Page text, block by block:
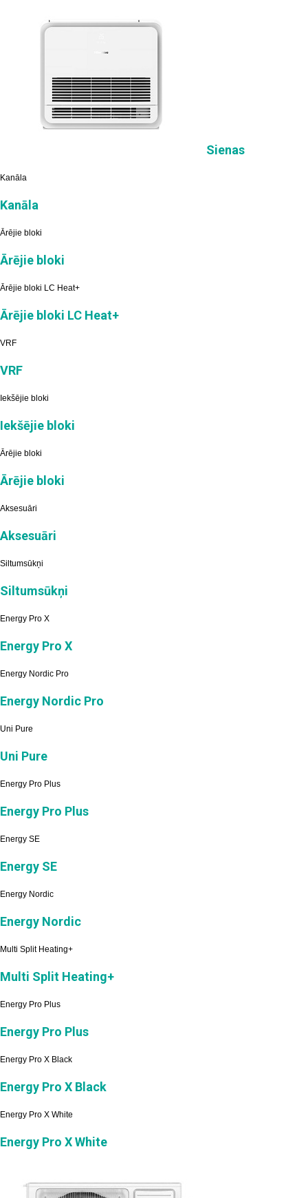
Sienas
Kanāla
Kanāla
Ārējie bloki
Ārējie bloki
Ārējie bloki LC Heat+
Ārējie bloki LC Heat+
VRF
VRF
Iekšējie bloki
Iekšējie bloki
Ārējie bloki
Ārējie bloki
Aksesuāri
Aksesuāri
Siltumsūkņi
Siltumsūkņi
Energy Pro X
Energy Pro X
Energy Nordic Pro
Energy Nordic Pro
Uni Pure
Uni Pure
Energy Pro Plus
Energy Pro Plus
Energy SE
Energy SE
Energy Nordic
Energy Nordic
Multi Split Heating+
Multi Split Heating+
Energy Pro Plus
Energy Pro Plus
Energy Pro X Black
Energy Pro X Black
Energy Pro X White
Energy Pro X White